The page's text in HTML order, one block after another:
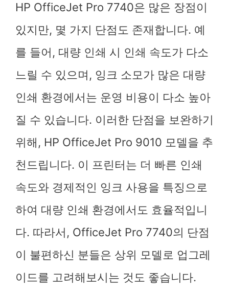
HP OfficeJet Pro 7740은 많은 장점이
있지만, 몇 가지 단점도 존재합니다. 예
를 들어, 대량 인쇄 시 인쇄 속도가 다소
느릴 수 있으며, 잉크 소모가 많은 대량
인쇄 환경에서는 운영 비용이 다소 높아
질 수 있습니다. 이러한 단점을 보완하기
위해, HP OfficeJet Pro 9010 모델을 추
천드립니다. 이 프린터는 더 빠른 인쇄
속도와 경제적인 잉크 사용을 특징으로
하여 대량 인쇄 환경에서도 효율적입니
다. 따라서, OfficeJet Pro 7740의 단점
이 불편하신 분들은 상위 모델로 업그레
이드를 고려해보시는 것도 좋습니다.